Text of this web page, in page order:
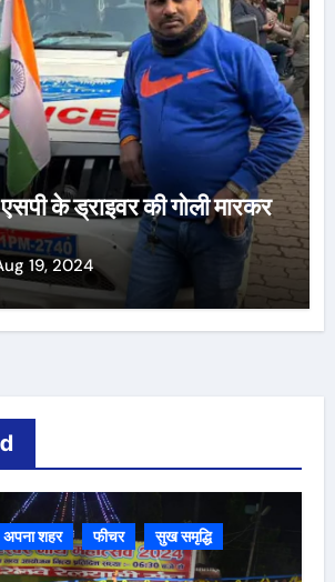
के ड्राइवर की गोली मारकर
19, 2024
अपना शहर फीचर सुख समृद्धि